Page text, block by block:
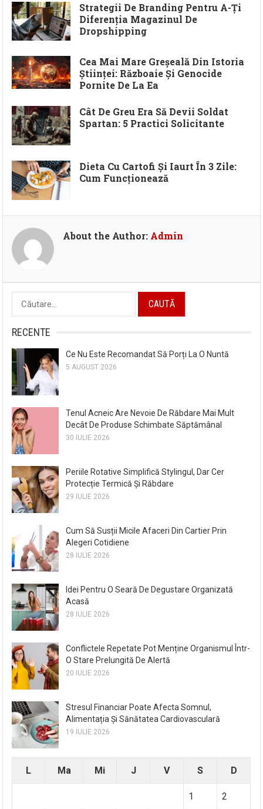
Strategii De Branding Pentru A-Ți
Diferenția Magazinul De
Dropshipping
Cea Mai Mare Greșeală Din Istoria
Științei: Războaie Și Genocide
Pornite De La Ea
Cât De Greu Era Să Devii Soldat
Spartan: 5 Practici Solicitante
Dieta Cu Cartofi Și Iaurt În 3 Zile:
Cum Funcționează
About the Author: Admin
Caută
după:
RECENTE
Ce Nu Este Recomandat Să Porți La O Nuntă
5 AUGUST 2026
Tenul Acneic Are Nevoie De Răbdare Mai Mult
Decât De Produse Schimbate Săptămânal
30 IULIE 2026
Periile Rotative Simplifică Stylingul, Dar Cer
Protecție Termică Și Răbdare
29 IULIE 2026
Cum Să Susții Micile Afaceri Din Cartier Prin
Alegeri Cotidiene
28 IULIE 2026
Idei Pentru O Seară De Degustare Organizată
Acasă
28 IULIE 2026
Conflictele Repetate Pot Menține Organismul Într-
O Stare Prelungită De Alertă
20 IULIE 2026
Stresul Financiar Poate Afecta Somnul,
Alimentația Și Sănătatea Cardiovasculară
19 IULIE 2026
L Ma Mi J V S D
1 2